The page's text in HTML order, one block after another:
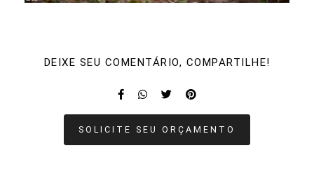
DEIXE SEU COMENTÁRIO, COMPARTILHE!
SOLICITE SEU ORÇAMENTO